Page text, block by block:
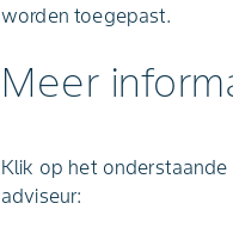
worden toegepast.
Meer
Klik op het
adviseur: